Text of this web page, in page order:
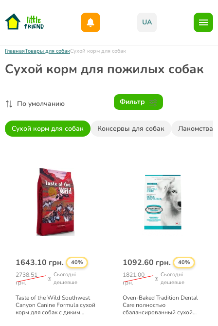
UA
ГлавнаяТовары для собакСухой корм для собак
Сухой корм для пожилых собак
По умолчанию Фильтр
Сухой корм для собак Консервы для собак Лакомства
1643.10 грн. 40%
2738.51
грн.
Сьогодні
дешевше
Taste of the Wild Southwest
Canyon Canine Formula сухой
корм для собак с диким
1092.60 грн. 40%
1821.00
грн.
Сьогодні
дешевше
Oven-Baked Tradition Dental
Сare полностью
сбалансированный сухой